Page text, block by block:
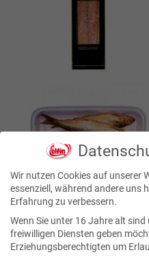
Wir nutzen Cookies auf unserer
essenziell, während andere uns
Erfahrung zu verbessern.
Wenn Sie unter 16 Jahre alt
freiwilligen Diensten geben
Erziehungsberechtigten um